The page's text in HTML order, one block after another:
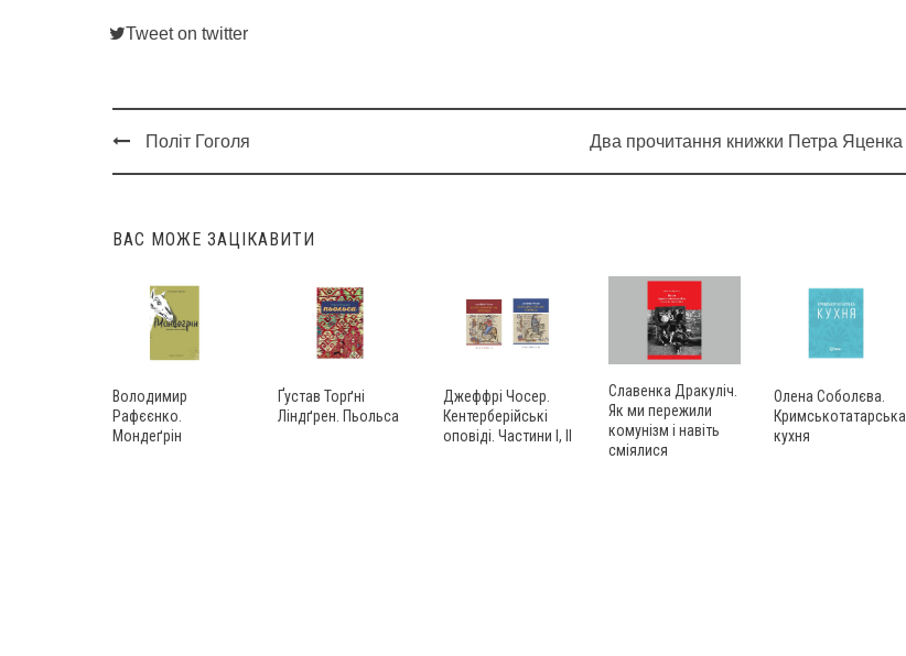
Tweet on twitter
Post
Політ Гоголя Два прочитання книжки Петра Яценка
ВАС МОЖЕ ЗАЦІКАВИТИ
Володимир
Рафєєнко.
Мондеґрін
Ґустав Торґні
Ліндґрен. Пьольса
Джеффрі Чосер.
Кентерберійські
оповіді. Частини І, ІІ
Славенка Дракуліч.
Як ми пережили
комунізм і навіть
сміялися
Олена Соболєва.
Кримськотатарська
кухня